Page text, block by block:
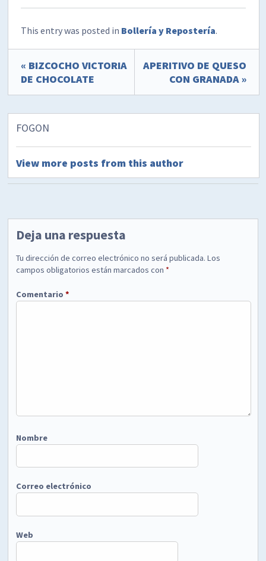
This entry was posted in Bollería y Repostería.
« BIZCOCHO VICTORIA
DE CHOCOLATE
APERITIVO DE QUESO
CON GRANADA »
FOGON
View more posts from this author
Deja una respuesta
Tu dirección de correo electrónico no será publicada. Los
campos obligatorios están marcados con *
Comentario*
Nombre
Correo electrónico
Web